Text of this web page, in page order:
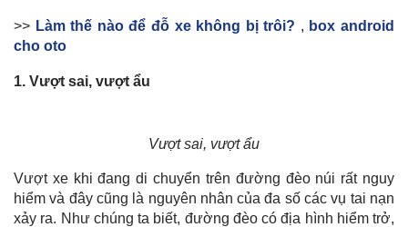
>> Làm thế nào để đỗ xe không bị trôi? , box android
cho oto
1. Vượt sai, vượt ẩu
Vượt sai, vượt ẩu
Vượt xe khi đang di chuyển trên đường đèo núi rất nguy
hiểm và đây cũng là nguyên nhân của đa số các vụ tai nạn
xảy ra. Như chúng ta biết, đường đèo có địa hình hiểm trở,